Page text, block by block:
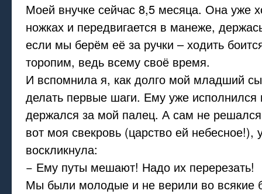
Моей внучке сейчас 8,5 месяца. Она уже
ножках и передвигается в манеже,
если мы берём её за ручки – ходить
торопим, ведь всему своё время.
И вспомнила я, как долго мой младший
делать первые шаги. Ему уже исполнился
держался за мой палец. А сам не
вот моя свекровь (царство ей небесное!),
воскликнула:
− Ему путы мешают! Надо их перерезать!
Мы были молодые и не верили во всякие